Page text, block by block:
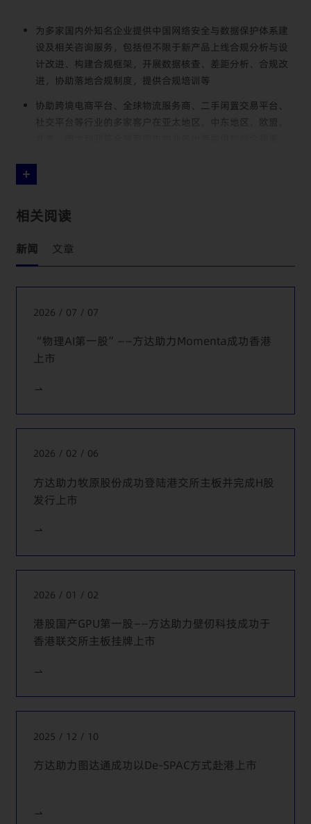
为多家国内外知名企业提供中国网络安全与数据保护体系建
设及相关咨询服务，包括但不限于新产品上线合规分析与设
计改进、构建合规框架，开展数据核查、差距分析、合规改
进，协助落地合规制度，提供合规培训等
协助跨境电商平台、全球物流服务商、二手闲置交易平台、
社交平台等行业的多家客户在亚太地区、中东地区、欧盟、
护与人工智能合规项目，包括但不限于网络安全体检、数据
法备案、调用已备案第三方大模型的生成式人工智能服务登
记等
协助若干知名人工智能服务商应对境外监管调查程序，并为
协助药物科技、智能物流、自动驾驶、激光雷达、跨境电
商、智能充电解决方案、云服务、保险经纪等行业的十余家
及应对用户行权请求
协助一家中国商用设备企业就其在全球范围内超过50个司法
辖区开展车联网数据回传业务提供数据合规调研和分析意见
为数十家企业提供个人信息出境相关的合规咨询和申报服务
（包括数据出境安全评估和标准合同备案）
相关阅读
新闻 文章
2026 / 07 / 07
“物理AI第一股”——方达助力Momenta成功香港
上市
2026 / 02 / 06
方达助力牧原股份成功登陆港交所主板并完成H股
发行上市
2026 / 01 / 02
港股国产GPU第一股——方达助力壁仞科技成功于
香港联交所主板挂牌上市
2025 / 12 / 10
方达助力图达通成功以De-SPAC方式赴港上市